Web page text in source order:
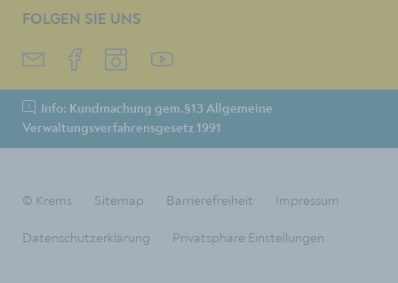
FOLGEN SIE UNS
Info: Kundmachung gem.§13 Allgemeine
Verwaltungsverfahrensgesetz 1991
© Krems Sitemap Barrierefreiheit Impressum
Datenschutzerklärung Privatsphäre Einstellungen